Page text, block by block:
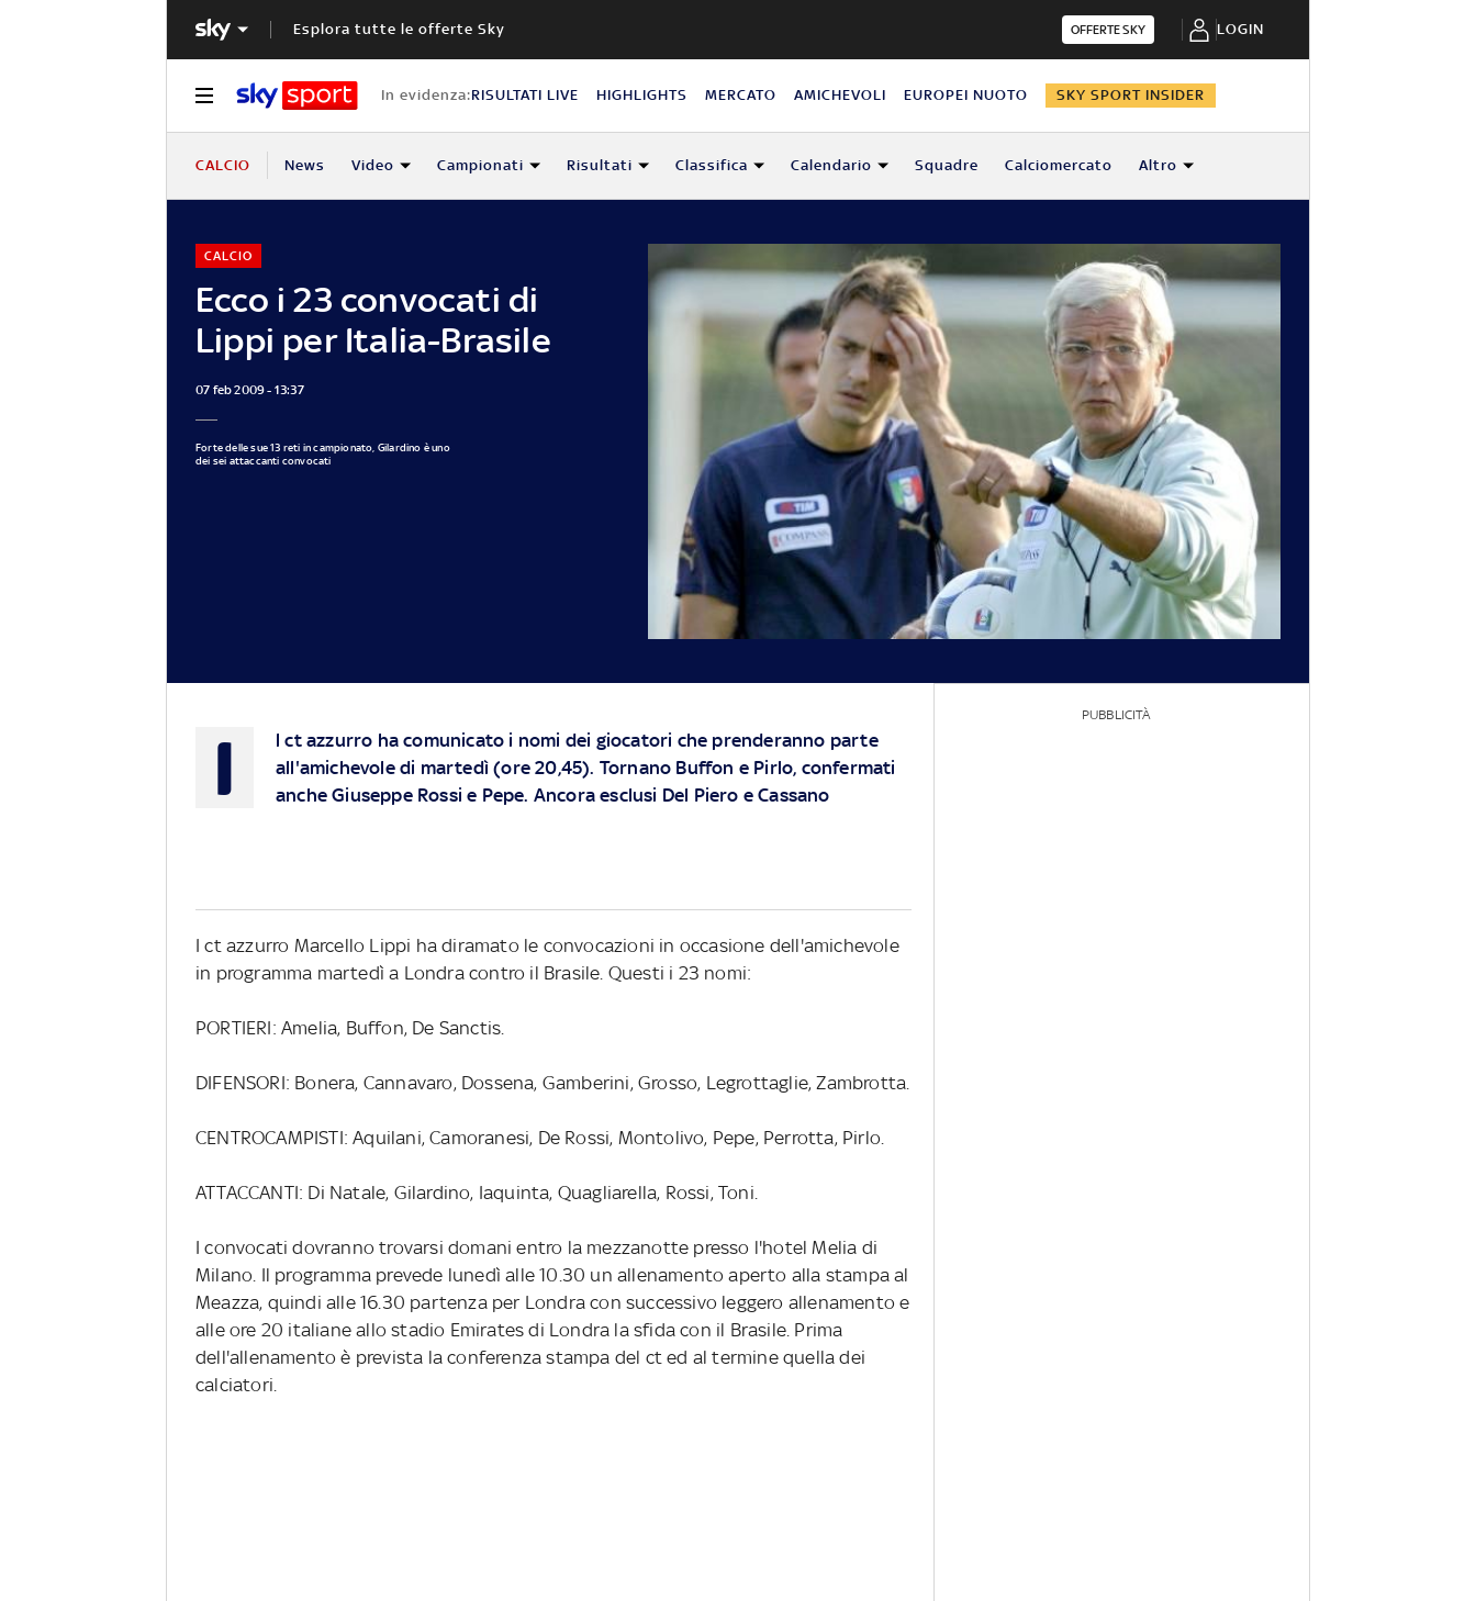
Esplora tutte le offerte Sky OFFERTE SKY LOGIN
In evidenza:RISULTATI LIVE HIGHLIGHTS MERCATO AMICHEVOLI EUROPEI NUOTO SKY SPORT INSIDER
CALCIO News Video Campionati Risultati Classifica Calendario Squadre Calciomercato Altro
Ecco i 23 convocati di
Lippi per Italia-Brasile
CALCIO
07 feb 2009 - 13:37
Forte delle sue 13 reti in campionato, Gilardino è uno
dei sei attaccanti convocati
I
l ct azzurro ha comunicato i nomi dei giocatori che prenderanno parte
all'amichevole di martedì (ore 20,45). Tornano Buffon e Pirlo, confermati
anche Giuseppe Rossi e Pepe. Ancora esclusi Del Piero e Cassano
I ct azzurro Marcello Lippi ha diramato le convocazioni in occasione dell'amichevole
in programma martedì a Londra contro il Brasile. Questi i 23 nomi:
PORTIERI: Amelia, Buffon, De Sanctis.
DIFENSORI: Bonera, Cannavaro, Dossena, Gamberini, Grosso, Legrottaglie, Zambrotta.
CENTROCAMPISTI: Aquilani, Camoranesi, De Rossi, Montolivo, Pepe, Perrotta, Pirlo.
ATTACCANTI: Di Natale, Gilardino, Iaquinta, Quagliarella, Rossi, Toni.
I convocati dovranno trovarsi domani entro la mezzanotte presso l'hotel Melia di
Milano. Il programma prevede lunedì alle 10.30 un allenamento aperto alla stampa al
Meazza, quindi alle 16.30 partenza per Londra con successivo leggero allenamento e
alle ore 20 italiane allo stadio Emirates di Londra la sfida con il Brasile. Prima
dell'allenamento è prevista la conferenza stampa del ct ed al termine quella dei
calciatori.
PUBBLICITÀ